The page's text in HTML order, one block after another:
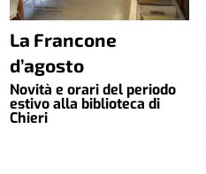
La Francone
d’agosto
Novità e orari del periodo
estivo alla biblioteca di
Chieri